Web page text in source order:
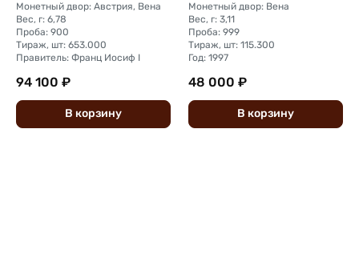
Монетный двор: Австрия, Вена
Вес, г: 6,78
Проба: 900
Тираж, шт: 653.000
Правитель: Франц Иосиф I
94 100 ₽
В корзину
Монетный двор: Вена
Вес, г: 3,11
Проба: 999
Тираж, шт: 115.300
Год: 1997
48 000 ₽
В корзину